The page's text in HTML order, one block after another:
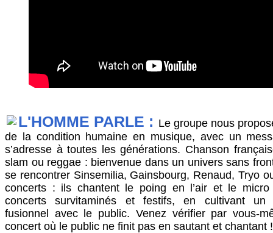
L'HOMME PARLE : Le groupe nous
de la condition humaine en musique, avec un
s’adresse à toutes les générations. Chanson
slam ou reggae : bienvenue dans un univers sans
se rencontrer Sinsemilia, Gainsbourg, Renaud, Tryo
concerts : ils chantent le poing en l’air et le
concerts survitaminés et festifs, en cultivant un
fusionnel avec le public. Venez vérifier par vous-
concert où le public ne finit pas en sautant et chantant !